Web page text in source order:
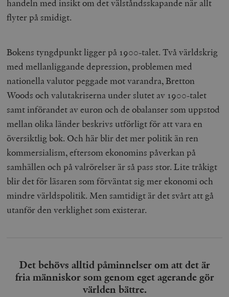
handeln med insikt om det välståndsskapande när allt
flyter på smidigt.
Bokens tyngdpunkt ligger på 1900-talet. Två världskrig
med mellanliggande depression, problemen med
nationella valutor peggade mot varandra, Bretton
Woods och valutakriserna under slutet av 1900-talet
samt införandet av euron och de obalanser som uppstod
mellan olika länder beskrivs utförligt för att vara en
översiktlig bok. Och här blir det mer politik än ren
kommersialism, eftersom ekonomins påverkan på
samhällen och på valrörelser är så pass stor. Lite tråkigt
blir det för läsaren som förväntat sig mer ekonomi och
mindre världspolitik. Men samtidigt är det svårt att gå
utanför den verklighet som existerar.
Det behövs alltid påminnelser om att det är
fria människor som genom eget agerande gör
världen bättre.
Marknadsföring Funktioner
Strikt nödvändiga kakor tillåter
Namn
Leverantör
/ Domän
woocommerce_cart_hash
Automattic
timbro.se
_hjFirstSeen
.timbro.se
wp_woocommerce_session_[abcdef0123456789]